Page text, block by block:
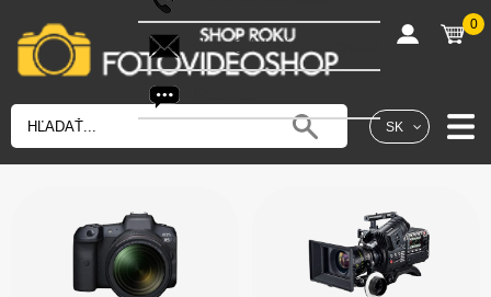
SK
shop@fotovideoshop.sk
0